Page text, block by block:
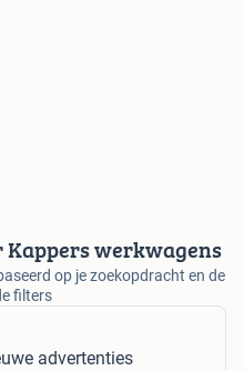
werkwagens
op je zoekopdracht en de
filters
advertenties